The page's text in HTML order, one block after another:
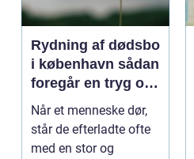
Rydning af dødsbo
i københavn sådan
foregår en tryg og
effektiv proces
Når et menneske dør,
står de efterladte ofte
med en stor og